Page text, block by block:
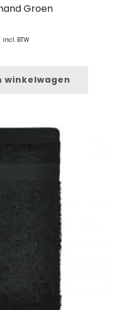
Groen
incl. BTW
winkelwagen